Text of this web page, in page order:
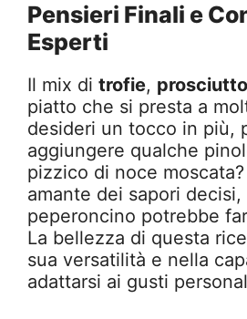
Pensieri Finali e
Esperti
Il mix di trofie, prosciutto
piatto che si presta a
desideri un tocco in più,
aggiungere qualche
pizzico di noce
amante dei sapori
peperoncino potrebbe
La bellezza di questa
sua versatilità e nella
adattarsi ai gusti